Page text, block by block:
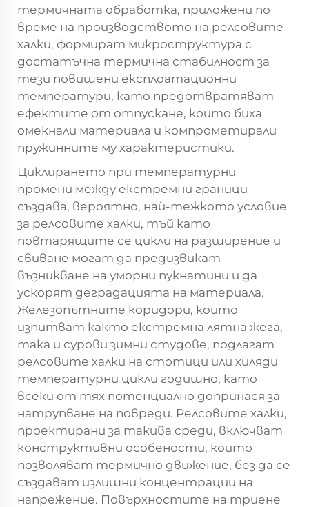
термичната обработка, приложени по
време на производството на релсовите
халки, формират микроструктура с
достатъчна термична стабилност за
тези повишени експлоатационни
температури, като предотвратяват
ефектите от отпускане, които биха
омекнали материала и компрометирали
пружинните му характеристики.
Циклирането при температурни
промени между екстремни граници
създава, вероятно, най-тежкото условие
за релсовите халки, тъй като
повтарящите се цикли на разширение и
свиване могат да предизвикат
възникване на уморни пукнатини и да
ускорят деградацията на материала.
Железопътните коридори, които
изпитват както екстремна лятна жега,
така и сурови зимни студове, подлагат
релсовите халки на стотици или хиляди
температурни цикли годишно, като
всеки от тях потенциално допринася за
натрупване на повреди. Релсовите халки,
проектирани за такива среди, включват
конструктивни особености, които
позволяват термично движение, без да се
създават излишни концентрации на
напрежение. Повърхностите на триене